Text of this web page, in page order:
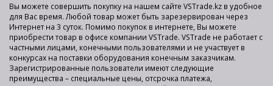
Вы можете совершить покупку на нашем сайте VSTrade.kz в удобное
для Вас время. Любой товар может быть зарезервирован через
Интернет на 3 суток. Помимо покупок в интернете, Вы можете
приобрести товар в офисе компании VSTrade. VSTrade не работает с
частными лицами, конечными пользователями и не участвует в
конкурсах на поставки оборудования конечным заказчикам.
Зарегистрированные пользователи имеют следующие
преимущества – специальные цены, отсрочка платежа,